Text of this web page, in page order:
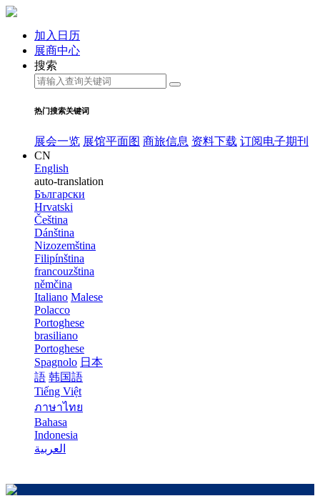
加入日历
展商中心
搜索
热门搜索关键词
展会一览 展馆平面图 商旅信息 资料下载 订阅电子期刊
CN
English
auto-translation
Български
Hrvatski
Čeština
Dánština
Nizozemština
Filipínština
francouzština
němčina
Italiano Malese
Polacco
Portoghese
brasiliano
Portoghese
Spagnolo 日本
語 韩国語
Tiếng Việt
ภาษาไทย
Bahasa
Indonesia
العربية